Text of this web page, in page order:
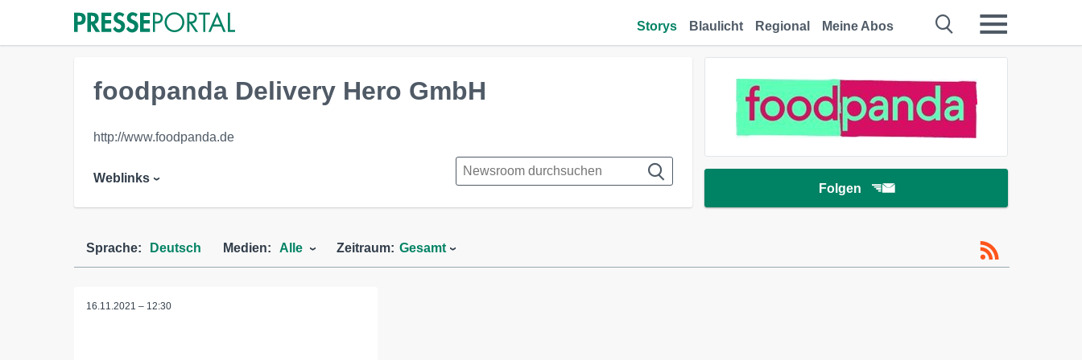
Storys Blaulicht Regional Meine Abos
Folgen
foodpanda Delivery Hero GmbH
http://www.foodpanda.de
Weblinks
Sprache: Deutsch Medien: Alle Zeitraum: Gesamt
16.11.2021 – 12:30